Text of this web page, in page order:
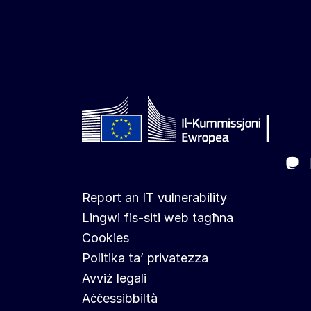
Report an IT vulnerability
Lingwi fis-siti web tagħna
Cookies
Politika ta’ privatezza
Avviż legali
Aċċessibbiltà